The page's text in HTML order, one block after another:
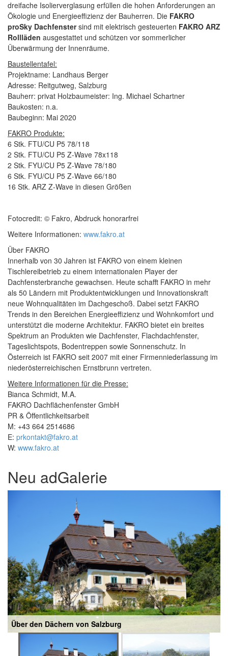
dreifache Isolierverglasung erfüllen die hohen Anforderungen an
Ökologie und Energieeffizienz der Bauherren. Die FAKRO
proSky Dachfenstersind mit elektrisch gesteuerten FAKRO ARZ
Rollläden ausgestattet und schützen vor sommerlicher
Überwärmung der Innenräume.
Baustellentafel:
Projektname: Landhaus Berger
Adresse: Reitgutweg, Salzburg
Bauherr: privat Holzbaumeister: Ing. Michael Schartner
Baukosten: n.a.
Baubeginn: Mai 2020
FAKRO Produkte:
6 Stk. FTU/CU P5 78/118
2 Stk. FTU/CU P5 Z-Wave 78x118
2 Stk. FYU/CU P5 Z-Wave 78/180
6 Stk. FYU/CU P5 Z-Wave 66/180
16 Stk. ARZ Z-Wave in diesen Größen
Fotocredit: © Fakro, Abdruck honorarfrei
Weitere Informationen: www.fakro.at
Über FAKRO
Innerhalb von 30 Jahren ist FAKRO von einem kleinen
Tischlereibetrieb zu einem internationalen Player der
Dachfensterbranche gewachsen. Heute schafft FAKRO in mehr
als 50 Ländern mit Produktentwicklungen und Innovationskraft
neue Wohnqualitäten im Dachgeschoß. Dabei setzt FAKRO
Trends in den Bereichen Energieeffizienz und Wohnkomfort und
unterstützt die moderne Architektur. FAKRO bietet ein breites
Spektrum an Produkten wie Dachfenster, Flachdachfenster,
Tageslichtspots, Bodentreppen sowie Sonnenschutz. In
Österreich ist FAKRO seit 2007 mit einer Firmenniederlassung im
niederösterreichischen Ernstbrunn vertreten.
Weitere Informationen für die Presse:
Bianca Schmidt, M.A.
FAKRO Dachflächenfenster GmbH
PR & Öffentlichkeitsarbeit
M: +43 664 2514686
E: prkontakt@fakro.at
W: www.fakro.at
Neu adGalerie
Über den Dächern von Salzburg